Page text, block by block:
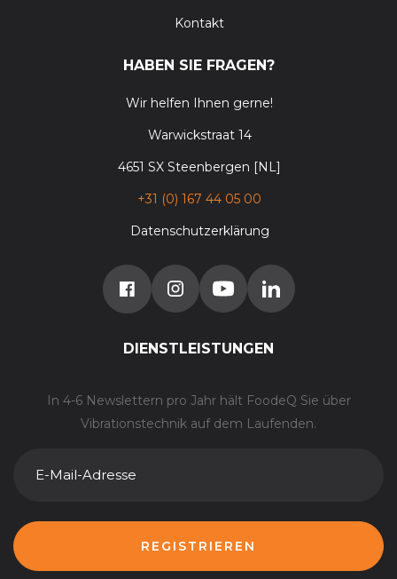
Kontakt
HABEN SIE FRAGEN?
Wir helfen Ihnen gerne!
Warwickstraat 14
4651 SX Steenbergen [NL]
+31 (0) 167 44 05 00
Datenschutzerklärung
DIENSTLEISTUNGEN
In 4-6 Newslettern pro Jahr hält FoodeQ Sie über
Vibrationstechnik auf dem Laufenden.